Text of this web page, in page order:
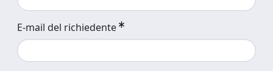
E-mail del richiedente